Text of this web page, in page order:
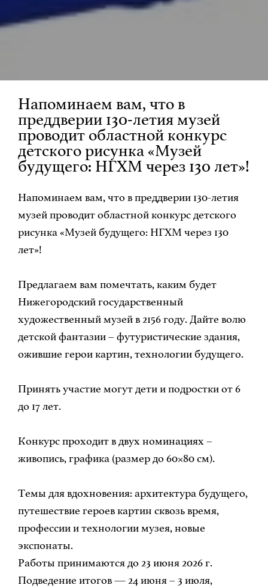
Напоминаем вам, что в
преддверии 130-летия музей
проводит областной конкурс
детского рисунка «Музей
будущего: НГХМ через 130 лет»!
Напоминаем вам, что в преддверии 130-летия
музей проводит областной конкурс детского
рисунка «Музей будущего: НГХМ через 130
лет»!
Предлагаем вам помечтать, каким будет
Нижегородский государственный
художественный музей в 2156 году. Дайте волю
детской фантазии – футуристические здания,
ожившие герои картин, технологии будущего.
Принять участие могут дети и подростки от 6
до 17 лет.
Конкурс проходит в двух номинациях –
живопись, графика (размер до 60×80 см).
Темы для вдохновения: архитектура будущего,
путешествие героев картин сквозь время,
профессии и технологии музея, новые
экспонаты.
Работы принимаются до 23 июня 2026 г.
Подведение итогов — 24 июня – 3 июля,